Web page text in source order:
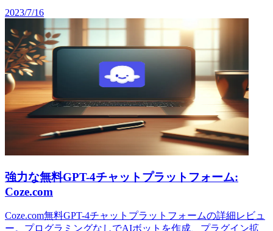
2023/7/16
強力な無料GPT-4チャットプラットフォーム:
Coze.com
Coze.com無料GPT-4チャットプラットフォームの詳細レビュ
ー。プログラミングなしでAIボットを作成、プラグイン拡